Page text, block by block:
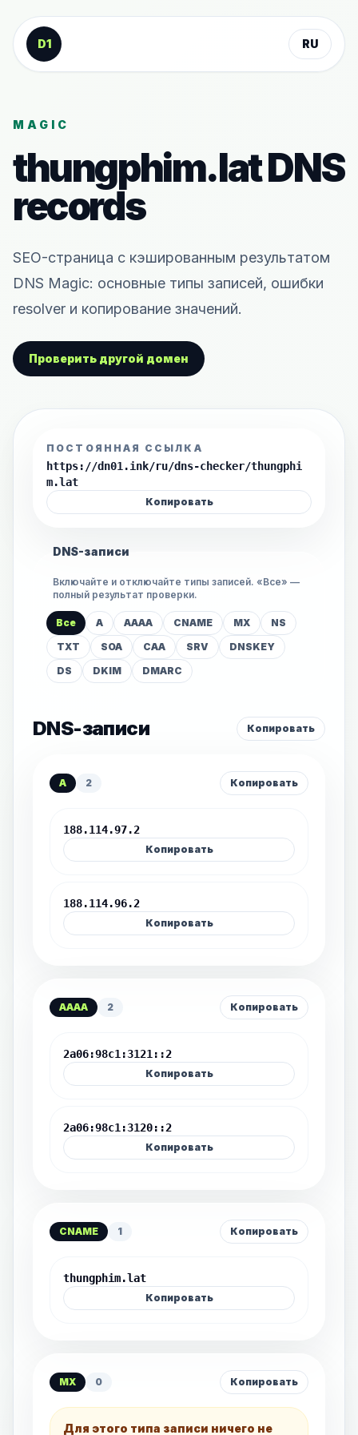
К содержанию
D1
RU
MAGIC
thungphim.latDNS
records
SEO-страница с кэшированным результатом
DNS Magic: основные типы записей, ошибки
resolver и копирование значений.
Проверить другой домен
ПОСТОЯННАЯ ССЫЛКА
https://dn01.ink/ru/dns-checker/thungphi
m.lat
Копировать
DNS-записи
Включайте и отключайте типы записей. «Все» —
полный результат проверки.
Все A AAAA CNAME MX
NS
TXT
SOA CAA SRV
DNSKEY
DS
DKIM DMARC
DNS-записи Копировать
A 2 Копировать
188.114.97.2
Копировать
188.114.96.2
Копировать
AAAA 2 Копировать
2a06:98c1:3121::2
Копировать
2a06:98c1:3120::2
Копировать
CNAME 1 Копировать
thungphim.lat
Копировать
MX 0 Копировать
Для этого типа записи ничего не